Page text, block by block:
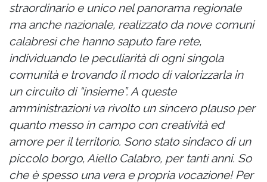
straordinario e unico nel panorama regionale
ma anche nazionale, realizzato da nove comuni
calabresi che hanno saputo fare rete,
individuando le peculiarità di ogni singola
comunità e trovando il modo di valorizzarla in
un circuito di “insieme”. A queste
amministrazioni va rivolto un sincero plauso per
quanto messo in campo con creatività ed
amore per il territorio. Sono stato sindaco di un
piccolo borgo, Aiello Calabro, per tanti anni. So
che è spesso una vera e propria vocazione! Per